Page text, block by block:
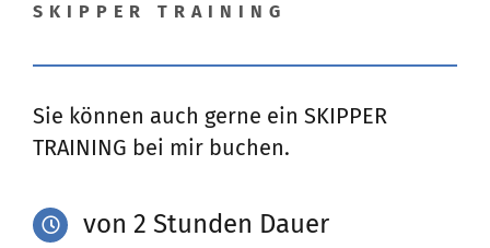
SKIPPER TRAINING
Sie können auch gerne ein SKIPPER
TRAINING bei mir buchen.
von 2 Stunden Dauer